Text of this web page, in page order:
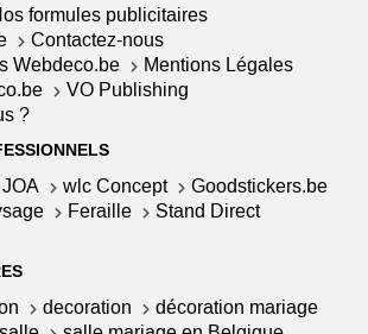
formules publicitaires
Contactez-nous
Webdeco.be
Mentions Légales
VO Publishing
?
JOA wlc Concept
Goodstickers.be
Feraille
Stand Direct
decoration
décoration mariage